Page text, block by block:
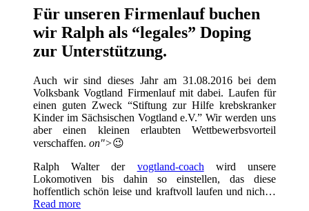
Für unseren Firmenlauf buchen
wir Ralph als “legales” Doping
zur Unterstützung.
Auch wir sind dieses Jahr am 31.08.2016 bei dem
Volksbank Vogtland Firmenlauf mit dabei. Laufen für
einen guten Zweck “Stiftung zur Hilfe krebskranker
Kinder im Sächsischen Vogtland e.V.” Wir werden uns
aber einen kleinen erlaubten Wettbewerbsvorteil
verschaffen. on">😉
Ralph Walter der vogtland-coach wird unsere
Lokomotiven bis dahin so einstellen, das diese
hoffentlich schön leise und kraftvoll laufen und nich…
Read more